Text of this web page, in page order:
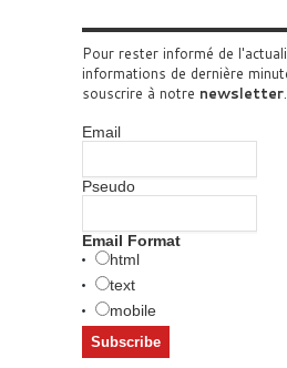
Pour rester informé de
informations de dernière
souscrire à notre newsletter.
Email
Pseudo
Email Format
html
text
mobile